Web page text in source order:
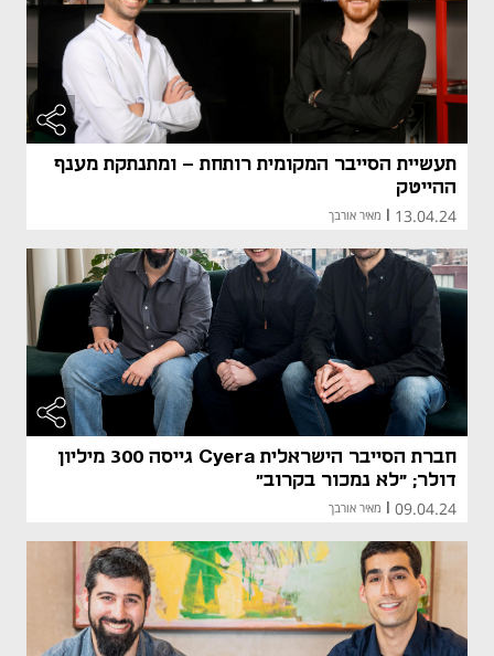
תעשיית הסייבר המקומית רותחת - ומתנתקת מענף
ההייטק
13.04.24 מאיר אורבך
חברת הסייבר הישראלית Cyera גייסה 300 מיליון
דולר; "לא נמכור בקרוב״
09.04.24 מאיר אורבך